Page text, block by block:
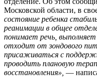
Московской области, в
состояние ребенка
реанимации в общее
понимает речь,
отходит от зондового
присаживаться с
проводить плановую
восстановления», —